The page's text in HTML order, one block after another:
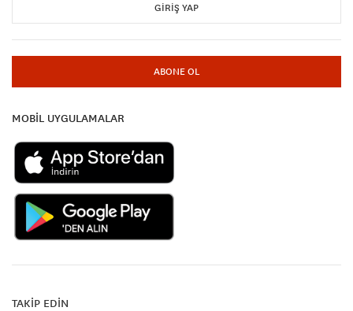
GIRIŞ YAP
ABONE OL
MOBİL UYGULAMALAR
TAKİP EDİN